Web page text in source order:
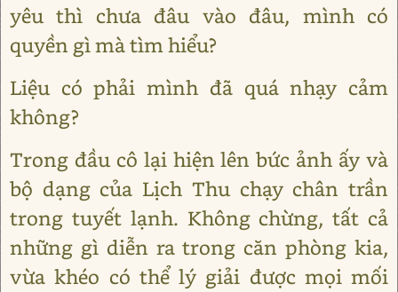
yêu thì chưa đâu vào đâu, mình có
quyền gì mà tìm hiểu?
Liệu có phải mình đã quá nhạy cảm
không?
Trong đầu cô lại hiện lên bức ảnh ấy và
bộ dạng của Lịch Thu chạy chân trần
trong tuyết lạnh. Không chừng, tất cả
những gì diễn ra trong căn phòng kia,
vừa khéo có thể lý giải được mọi mối